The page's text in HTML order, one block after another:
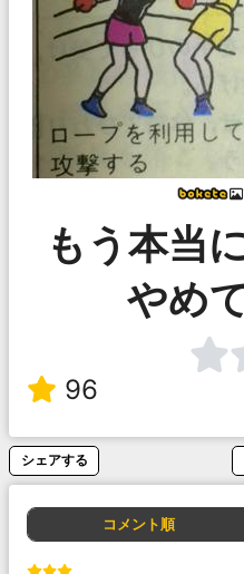
もう本当
やめ
96
シェアする
コメント順